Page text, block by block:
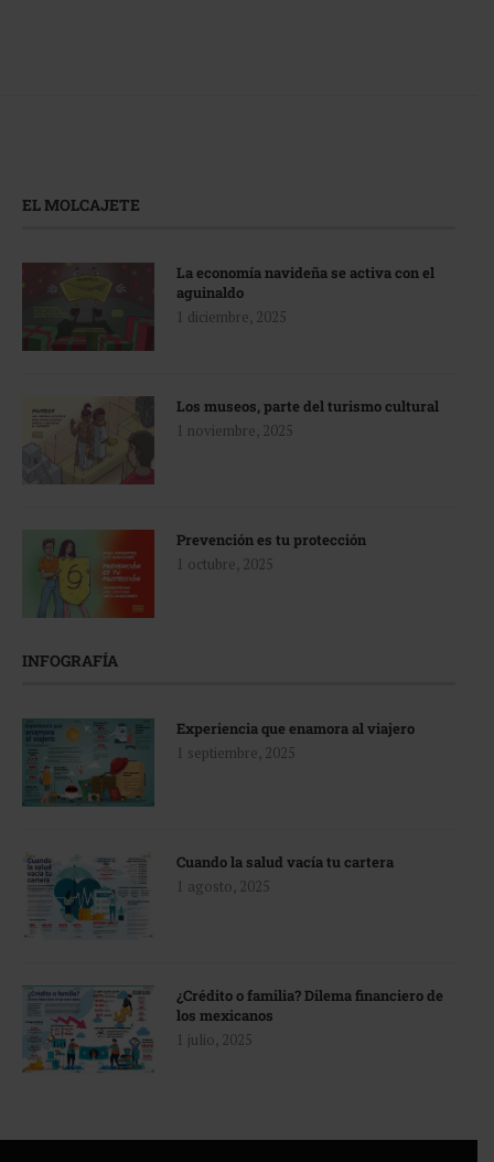
EL MOLCAJETE
La economía navideña se activa con el
aguinaldo
1 diciembre, 2025
Los museos, parte del turismo cultural
1 noviembre, 2025
Prevención es tu protección
1 octubre, 2025
INFOGRAFÍA
Experiencia que enamora al viajero
1 septiembre, 2025
Cuando la salud vacía tu cartera
1 agosto, 2025
¿Crédito o familia? Dilema financiero de
los mexicanos
1 julio, 2025